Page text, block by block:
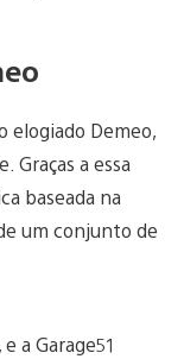
elogiado Demeo,
a essa
baseada na
um conjunto de
a Garage51